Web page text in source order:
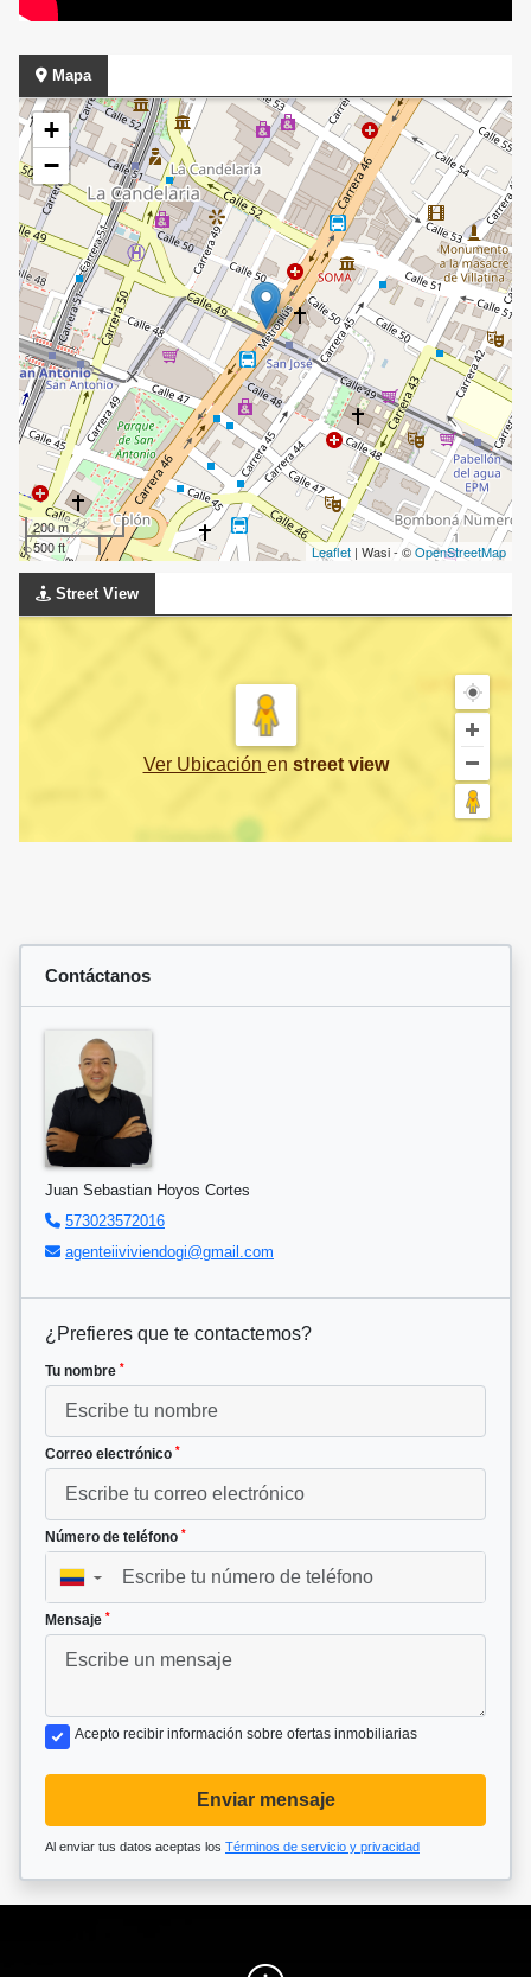
Mapa
+
−
200 m
500 ft
Leaflet | Wasi - ©OpenStreetMap
Street View
Ver Ubicación en street view
Contáctanos
Juan Sebastian Hoyos Cortes
573023572016
agenteiiviviendogi@gmail.com
¿Prefieres que te contactemos?
Tu nombre *
Correo electrónico *
Número de teléfono *
▼
Mensaje *
Acepto recibir información sobre ofertas inmobiliarias
Enviar mensaje
Al enviar tus datos aceptas los Términos de servicio y privacidad